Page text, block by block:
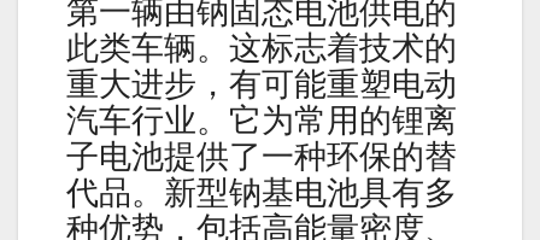
第一辆由钠固态电池供电的
此类车辆。这标志着技术的
重大进步，有可能重塑电动
汽车行业。它为常用的锂离
子电池提供了一种环保的替
代品。新型钠基电池具有多
种优势，包括高能量密度、